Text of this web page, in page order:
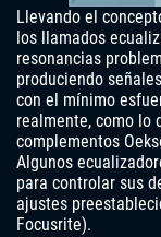
Llevando el
los llamados
resonancias
produciendo
con el mínimo
realmente, como lo
complementos
Algunos
para controlar sus
ajustes
Focusrite).